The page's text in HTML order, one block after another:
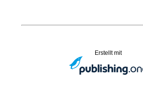
Erstellt mit